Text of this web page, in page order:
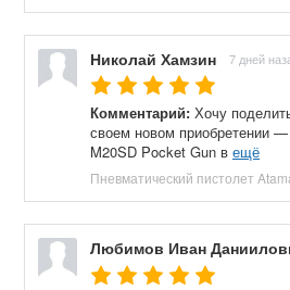
Николай Хамзин 7 дней
Комментарий: Хочу
своем новом приобретении
M20SD Pocket Gun в ещё
Любимов Иван